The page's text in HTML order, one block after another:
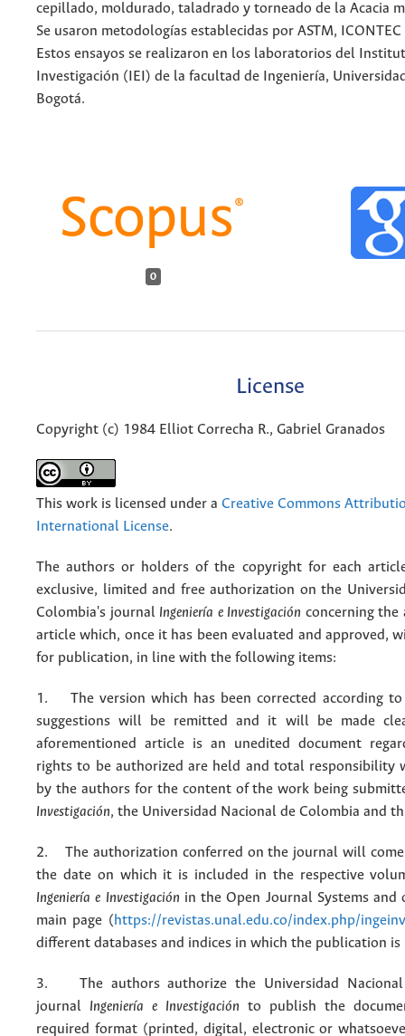
cepillado, moldurado, taladrado y torneado de la Acacia
Se usaron metodologías establecidas por ASTM, ICONTEC
Estos ensayos se realizaron en los laboratorios del
Investigación (IEI) de la facultad de Ingeniería,
Bogotá.
0
License
Copyright (c) 1984 Elliot Correcha R., Gabriel Granados
This work is licensed under a Creative Commons
International License.
The authors or holders of the copyright for each
exclusive, limited and free authorization on the
Colombia's journal Ingeniería e Investigación concerning the
article which, once it has been evaluated and approved,
for publication, in line with the following items:
1. The version which has been corrected according
suggestions will be remitted and it will be made
aforementioned article is an unedited document
rights to be authorized are held and total responsibility
by the authors for the content of the work being
Investigación, the Universidad Nacional de Colombia and
2. The authorization conferred on the journal will
the date on which it is included in the respective
Ingeniería e Investigación in the Open Journal Systems and
main page (https://revistas.unal.edu.co/index.php/ingeinv
different databases and indices in which the publication is
3. The authors authorize the Universidad Nacional
journal Ingeniería e Investigación to publish the
required format (printed, digital, electronic or